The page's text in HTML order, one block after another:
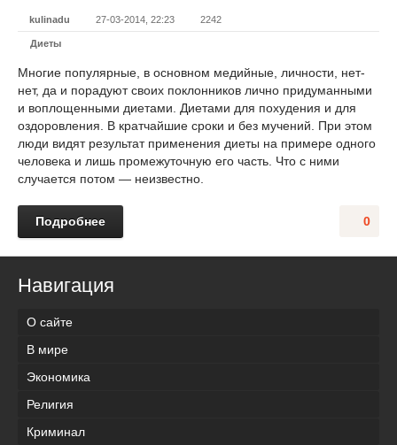
kulinadu 27-03-2014, 22:23 2242
Диеты
Многие популярные, в основном медийные, личности, нет-
нет, да и порадуют своих поклонников лично придуманными
и воплощенными диетами. Диетами для похудения и для
оздоровления. В кратчайшие сроки и без мучений. При этом
люди видят результат применения диеты на примере одного
человека и лишь промежуточную его часть. Что с ними
случается потом — неизвестно.
0
Подробнее
Навигация
О сайте
В мире
Экономика
Религия
Криминал